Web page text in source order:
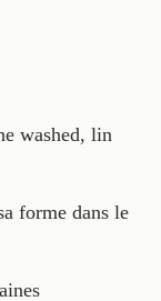
washed, lin
forme dans le